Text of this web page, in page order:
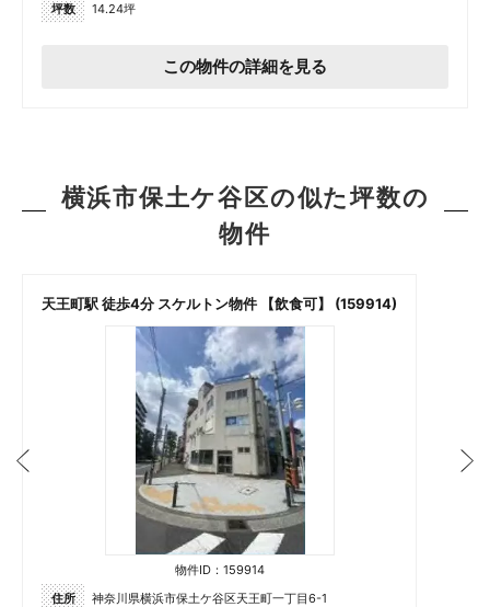
坪数 14.24坪
この物件の詳細を見る
横浜市保土ケ谷区の似た坪数の
物件
天王町駅 徒歩4分 スケルトン物件 【飲食可】 (159914)
物件ID：159914
住所
神奈川県横浜市保土ケ谷区天王町一丁目6-1